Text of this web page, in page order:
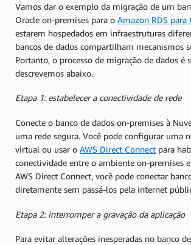
Vamos dar o exemplo da migração de um
Oracle on-premises para o Amazon RDS para
estarem hospedados em infraestruturas
bancos de dados compartilham mecanismos
Portanto, o processo de migração de dados é
descrevemos abaixo.
Etapa 1: estabelecer a conectividade de rede
Conecte o banco de dados on-premises à
uma rede segura. Você pode configurar uma
virtual ou usar o AWS Direct Connect para
conectividade entre o ambiente on-premises
AWS Direct Connect, você pode conectar
diretamente sem passá-los pela internet
Etapa 2: interromper a gravação da aplicação
Para evitar alterações inesperadas no banco